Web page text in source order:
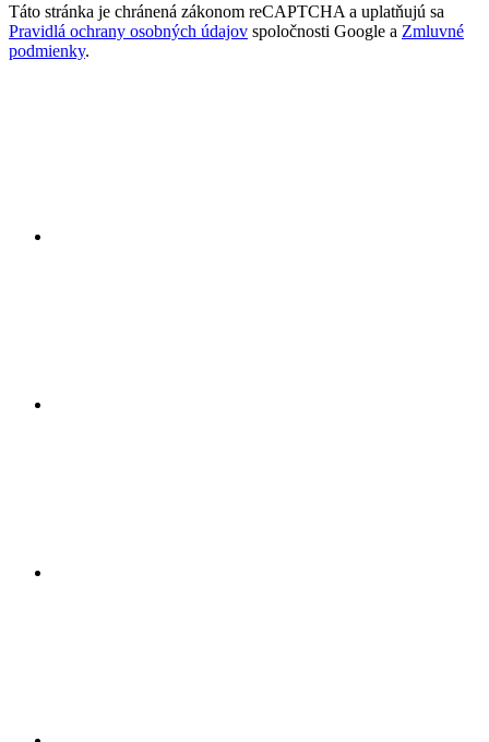
Táto stránka je chránená zákonom reCAPTCHA a uplatňujú sa
Pravidlá ochrany osobných údajov spoločnosti Google a Zmluvné
podmienky.